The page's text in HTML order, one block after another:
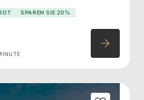
SPAREN SIE 20%